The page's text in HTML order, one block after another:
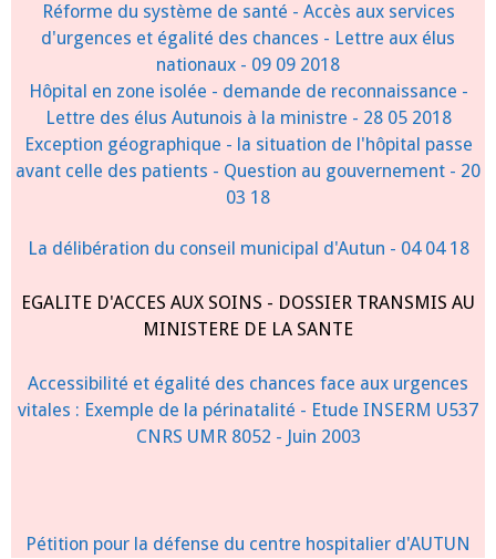
Réforme du système de santé - Accès aux services
d'urgences et égalité des chances - Lettre aux élus
nationaux - 09 09 2018
Hôpital en zone isolée - demande de reconnaissance -
Lettre des élus Autunois à la ministre - 28 05 2018
Exception géographique - la situation de l'hôpital passe
avant celle des patients - Question au gouvernement - 20
03 18
La délibération du conseil municipal d'Autun - 04 04 18
EGALITE D'ACCES AUX SOINS - DOSSIER TRANSMIS AU
MINISTERE DE LA SANTE
Accessibilité et égalité des chances face aux urgences
vitales : Exemple de la périnatalité - Etude INSERM U537
CNRS UMR 8052 - Juin 2003
Pétition pour la défense du centre hospitalier d'AUTUN